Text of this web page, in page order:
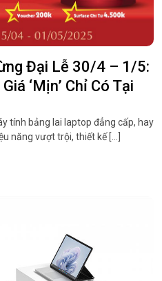
Đại Lễ 30/4 – 1/5:
‘Mịn’ Chỉ Có Tại
tính bảng lai laptop đẳng cấp, hay
năng vượt trội, thiết kế […]